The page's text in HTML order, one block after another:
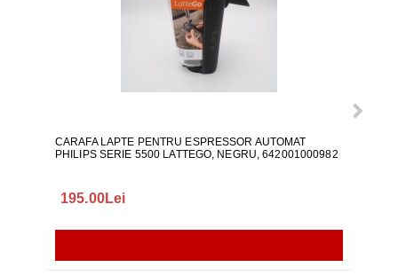
CARAFA LAPTE PENTRU ESPRESSOR AUTOMAT
PHILIPS SERIE 5500 LATTEGO, NEGRU, 642001000982
195.00Lei